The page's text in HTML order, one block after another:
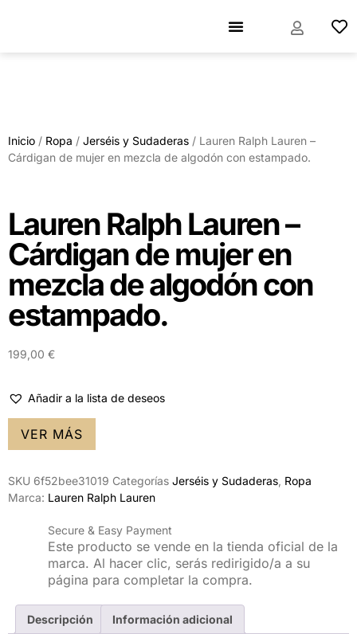
Inicio / Ropa / Jerséis y Sudaderas / Lauren Ralph Lauren –
Cárdigan de mujer en mezcla de algodón con estampado.
Lauren Ralph Lauren –
Cárdigan de mujer en
mezcla de algodón con
estampado.
199,00 €
Añadir a la lista de deseos
VER MÁS
SKU 6f52bee31019 Categorías Jerséis y Sudaderas Ropa
Marca: Lauren Ralph Lauren
Secure & Easy Payment
Este producto se vende en la tienda oficial de la
marca. Al hacer clic, serás redirigido/a a su
página para completar la compra.
Descripción Información adicional